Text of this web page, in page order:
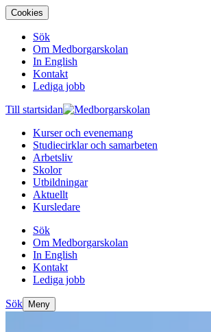
Cookies
Sök
Om Medborgarskolan
In English
Kontakt
Lediga jobb
Till startsidan
Kurser och evenemang
Studiecirklar och samarbeten
Arbetsliv
Skolor
Utbildningar
Aktuellt
Kursledare
Sök
Om Medborgarskolan
In English
Kontakt
Lediga jobb
Sök Meny